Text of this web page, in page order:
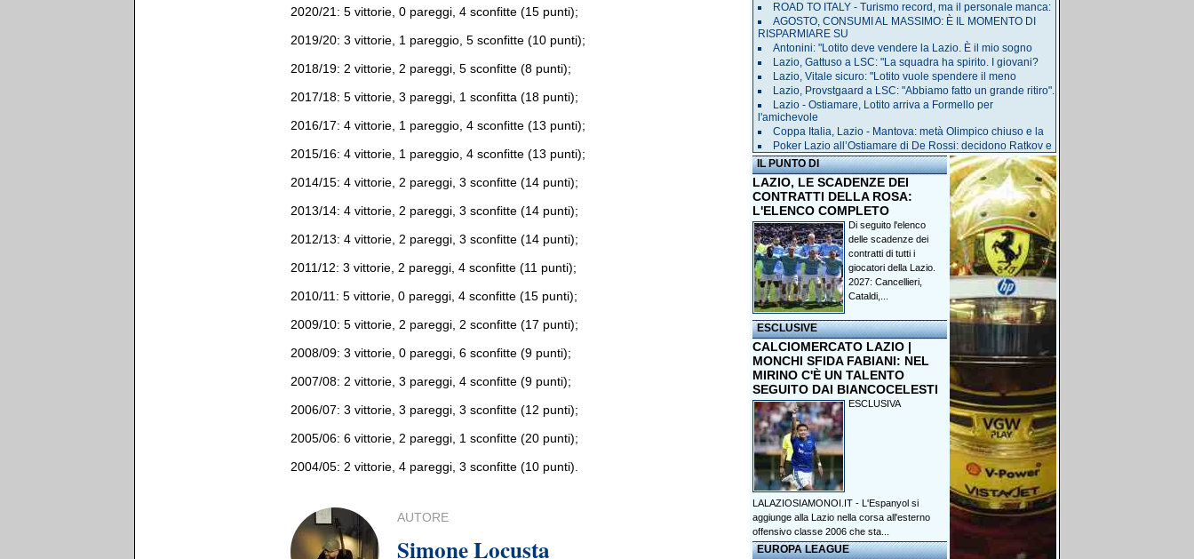
2020/21: 5 vittorie, 0 pareggi, 4 sconfitte (15 punti);
2019/20: 3 vittorie, 1 pareggio, 5 sconfitte (10 punti);
2018/19: 2 vittorie, 2 pareggi, 5 sconfitte (8 punti);
2017/18: 5 vittorie, 3 pareggi, 1 sconfitta (18 punti);
2016/17: 4 vittorie, 1 pareggio, 4 sconfitte (13 punti);
2015/16: 4 vittorie, 1 pareggio, 4 sconfitte (13 punti);
2014/15: 4 vittorie, 2 pareggi, 3 sconfitte (14 punti);
2013/14: 4 vittorie, 2 pareggi, 3 sconfitte (14 punti);
2012/13: 4 vittorie, 2 pareggi, 3 sconfitte (14 punti);
2011/12: 3 vittorie, 2 pareggi, 4 sconfitte (11 punti);
2010/11: 5 vittorie, 0 pareggi, 4 sconfitte (15 punti);
2009/10: 5 vittorie, 2 pareggi, 2 sconfitte (17 punti);
2008/09: 3 vittorie, 0 pareggi, 6 sconfitte (9 punti);
2007/08: 2 vittorie, 3 pareggi, 4 sconfitte (9 punti);
2006/07: 3 vittorie, 3 pareggi, 3 sconfitte (12 punti);
2005/06: 6 vittorie, 2 pareggi, 1 sconfitte (20 punti);
2004/05: 2 vittorie, 4 pareggi, 3 sconfitte (10 punti).
AUTORE
Simone Locusta
ROAD TO ITALY - Turismo record, ma il personale manca:
AGOSTO, CONSUMI AL MASSIMO: È IL MOMENTO DI
RISPARMIARE SU
Antonini: "Lotito deve vendere la Lazio. È il mio sogno
Lazio, Gattuso a LSC: "La squadra ha spirito. I giovani?
Lazio, Vitale sicuro: "Lotito vuole spendere il meno
Lazio, Provstgaard a LSC: "Abbiamo fatto un grande ritiro".
Lazio - Ostiamare, Lotito arriva a Formello per
l'amichevole
Coppa Italia, Lazio - Mantova: metà Olimpico chiuso e la
Poker Lazio all’Ostiamare di De Rossi: decidono Ratkov e
IL PUNTO DI
LAZIO, LE SCADENZE DEI
CONTRATTI DELLA ROSA:
L'ELENCO COMPLETO
Di seguito l'elenco
delle scadenze dei
contratti di tutti i
giocatori della Lazio.
2027: Cancellieri,
Cataldi,...
ESCLUSIVE
CALCIOMERCATO LAZIO |
MONCHI SFIDA FABIANI: NEL
MIRINO C'È UN TALENTO
SEGUITO DAI BIANCOCELESTI
ESCLUSIVA
LALAZIOSIAMONOI.IT - L'Espanyol si
aggiunge alla Lazio nella corsa all'esterno
offensivo classe 2006 che sta...
EUROPA LEAGUE